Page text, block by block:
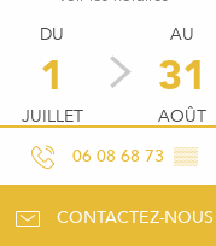
DU
1
JUILLET
AU
31
AOÛT
06 08 68 73 ▒▒
CONTACTEZ-NOUS